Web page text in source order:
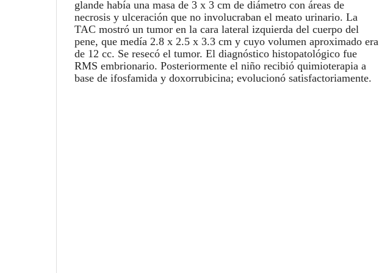
glande había una masa de 3 x 3 cm de diámetro con áreas de
necrosis y ulceración que no involucraban el meato urinario. La
TAC mostró un tumor en la cara lateral izquierda del cuerpo del
pene, que medía 2.8 x 2.5 x 3.3 cm y cuyo volumen aproximado era
de 12 cc. Se resecó el tumor. El diagnóstico histopatológico fue
RMS embrionario. Posteriormente el niño recibió quimioterapia a
base de ifosfamida y doxorrubicina; evolucionó satisfactoriamente.